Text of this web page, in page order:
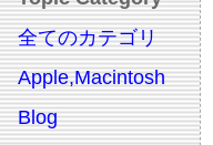
全てのカテゴリ
Apple,Macintosh
Blog